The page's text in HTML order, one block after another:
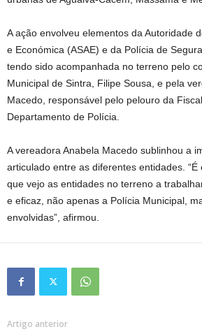
A ação envolveu elementos da Autoridade
e Económica (ASAE) e da Polícia de
tendo sido acompanhada no terreno pelo
Municipal de Sintra, Filipe Sousa, e pela
Macedo, responsável pelo pelouro da
Departamento de Polícia.
A vereadora Anabela Macedo sublinhou a
articulado entre as diferentes entidades.
que vejo as entidades no terreno a
e eficaz, não apenas a Polícia Municipal,
envolvidas”, afirmou.
Artigo anterior